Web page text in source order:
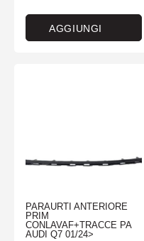
AGGIUNGI
PARAURTI ANTERIORE
PRIM
CONLAVAF+TRACCE PA
AUDI Q7 01/24>